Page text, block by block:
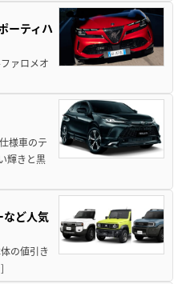
ーティハ
ァロメオ
様車のテ
輝きと黒
など人気
の値引き